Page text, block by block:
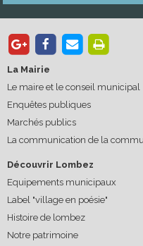
La Mairie
Le maire et le conseil municipal
Enquêtes publiques
Marchés publics
La communication de la
Découvrir Lombez
Equipements municipaux
Label "village en poésie"
Histoire de lombez
Notre patrimoine